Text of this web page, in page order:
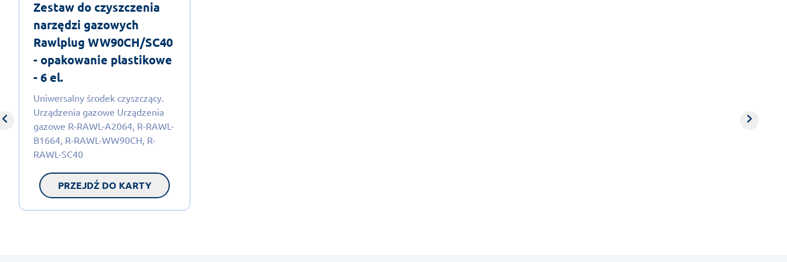
Zestaw do czyszczenia
narzędzi gazowych
Rawlplug WW90CH/SC40
- opakowanie plastikowe
- 6 el.
Uniwersalny środek czyszczący.
Urządzenia gazowe Urządzenia
gazowe R-RAWL-A2064, R-RAWL-
B1664, R-RAWL-WW90CH, R-
RAWL-SC40
PRZEJDŹ DO KARTY